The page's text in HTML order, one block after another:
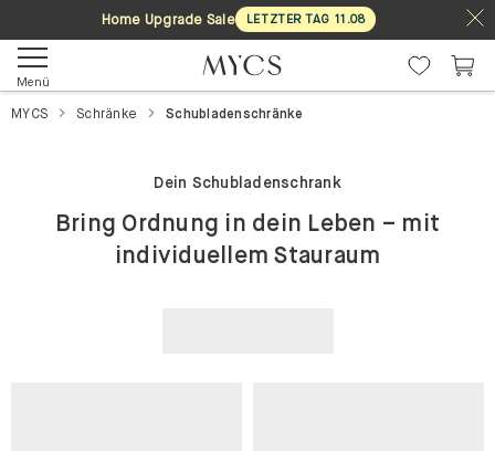
Home Upgrade Sale LETZTER TAG 11 .08
Menü
MYCS Schränke Schubladenschränke
Dein Schubladenschrank
Bring Ordnung in dein Leben – mit
individuellem Stauraum